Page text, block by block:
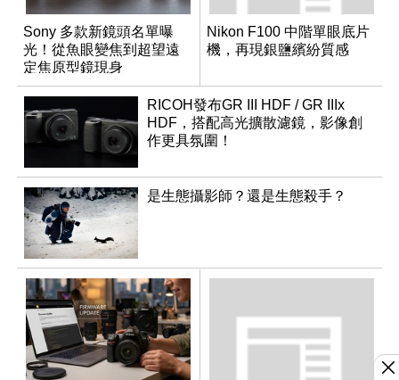
Sony 多款新鏡頭名單曝
光！從魚眼變焦到超望遠
定焦原型鏡現身
Nikon F100 中階單眼底片
機，再現銀鹽繽紛質感
RICOH發布GR III HDF / GR IIIx
HDF，搭配高光擴散濾鏡，影像創
作更具氛圍！
是生態攝影師？還是生態殺手？